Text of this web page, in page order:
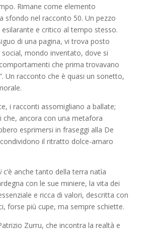
Rimane come elemento
sfondo nel racconto 50. Un pezzo
e critico al tempo stesso.
di una pagina, vi trova posto
social, mondo inventato, dove si
che prima trovavano
Un racconto che è quasi un sonetto,
i racconti assomigliano a ballate;
che, ancora con una metafora
esprimersi in fraseggi alla De
il ritratto dolce-amaro
c’è anche tanto della terra natìa
con le sue miniere, la vita dei
e ricca di valori, descritta con
forse più cupe, ma sempre schiette.
Zurru, che incontra la realtà e